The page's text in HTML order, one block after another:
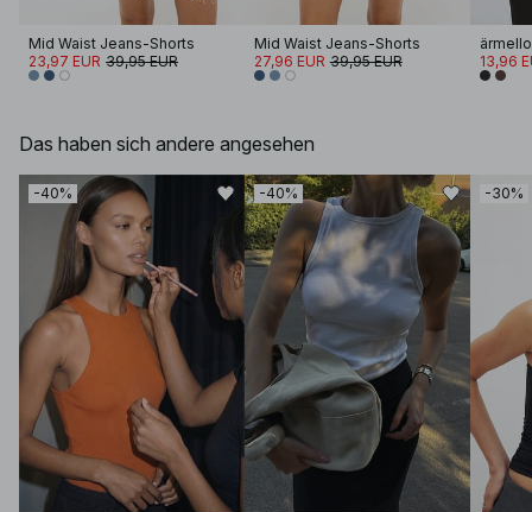
Mid Waist Jeans-Shorts
23,97 EUR 39,95 EUR
Mid Waist Jeans-Shorts
27,96 EUR 39,95 EUR 13,96
Das haben sich andere angesehen
-40% -40% -30%